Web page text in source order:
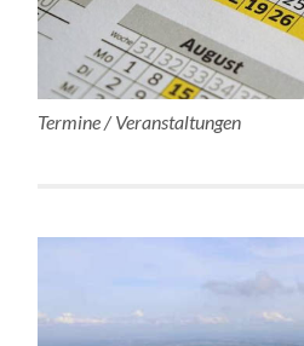
Termine / Veranstaltungen